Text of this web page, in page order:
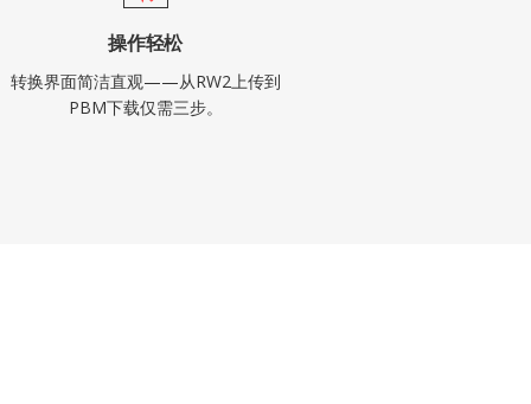
操作轻松
转换界面简洁直观——从RW2上传到
PBM下载仅需三步。